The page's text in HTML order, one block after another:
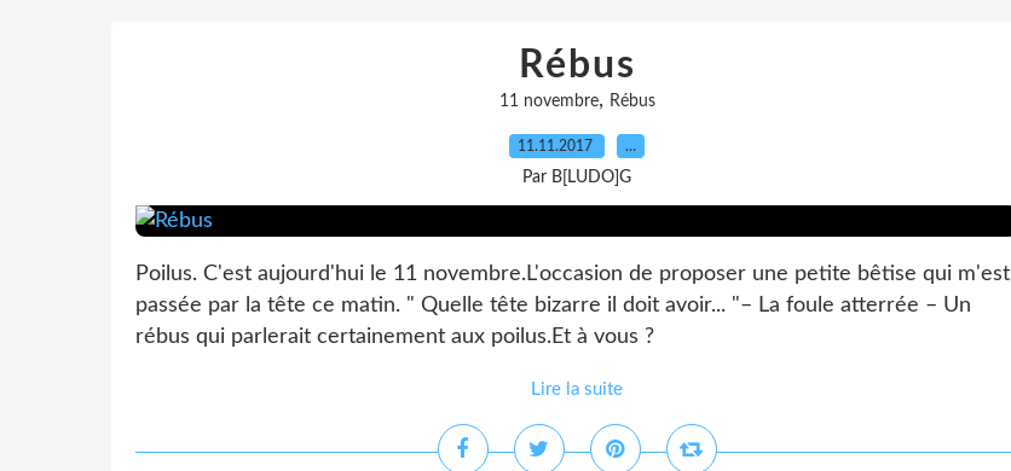
Rébus
11 novembre, Rébus
11.11.2017 …
Par B[LUDO]G
Poilus. C'est aujourd'hui le 11 novembre.L'occasion de proposer une petite bêtise qui m'est
passée par la tête ce matin. " Quelle tête bizarre il doit avoir... "– La foule atterrée – Un
rébus qui parlerait certainement aux poilus.Et à vous ?
Lire la suite